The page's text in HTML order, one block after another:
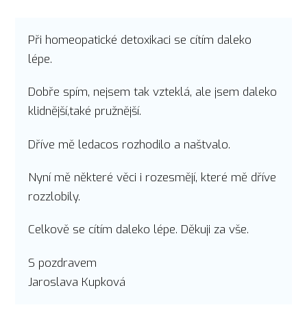
Při homeopatické detoxikaci se cítím daleko
lépe.
Dobře spím, nejsem tak vzteklá, ale jsem daleko
klidnější,také pružnější.
Dříve mě ledacos rozhodilo a naštvalo.
Nyní mě některé věci i rozesmějí, které mě dříve
rozzlobily.
Celkově se cítím daleko lépe. Děkuji za vše.
S pozdravem
Jaroslava Kupková